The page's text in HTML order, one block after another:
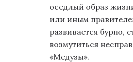
оседлый образ
или иным
развивается бурно,
возмутиться
«Медузы».